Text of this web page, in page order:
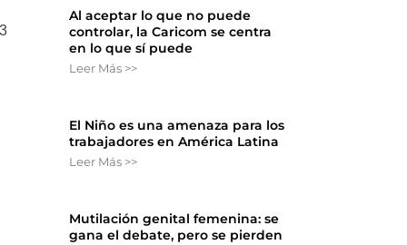
Al aceptar lo que no puede
controlar, la Caricom se centra
en lo que sí puede
Leer Más >>
El Niño es una amenaza para los
trabajadores en América Latina
Leer Más >>
Mutilación genital femenina: se
gana el debate, pero se pierden